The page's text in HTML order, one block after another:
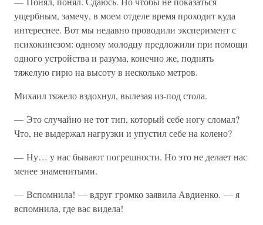
ущербным, замечу, в моем отделе время проходит куда
интереснее. Вот мы недавно проводили эксперимент с
психокинезом: одному молодцу предложили при помощи
одного устройства и разума, конечно же, поднять
тяжелую гирю на высоту в несколько метров.
Михаил тяжело вздохнул, вылезая из-под стола.
— Это случайно не тот тип, который себе ногу сломал?
Что, не выдержал нагрузки и упустил себе на колено?
— Ну… у нас бывают погрешности. Но это не делает нас
менее знаменитыми.
— Вспомнила! — вдруг громко заявила Авдиенко. — я
вспомнила, где вас видела!